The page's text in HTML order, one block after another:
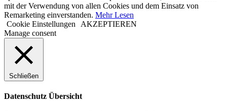
mit der Verwendung von allen Cookies und dem Einsatz von
Remarketing einverstanden. Mehr Lesen
Cookie Einstellungen
AKZEPTIEREN
Manage consent
Schließen
Datenschutz Übersicht